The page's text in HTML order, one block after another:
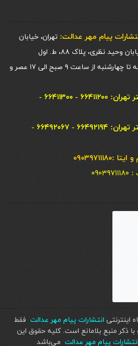
پيام مهر عدالت: تهران، خیابان
نظری، پلاک ۸۸، ط. اول
ساعات کاری: همه روزه شنبه تا چهارشنبه از ساعت ۹ صبح الی ۱۷ عصر و
تلفن های تماس دفتر تهران: ۶۶۴۱۱۲۰۰ - ۶۶۴۱۱۳۰۰ -
تلفن های تماس دفتر تهران: ۶۶۴۹۲۱۹۴ - ۶۶۴۹۲۰۶۷ -
اینترنتی انتشارات پیام مهر عدالت فقط
ذکر منبع بلامانع است. کليه حقوق اين
انتشارات پیام مهر عدالت می‌باشد